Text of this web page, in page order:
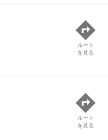
ルート
を見る
ルート
を見る